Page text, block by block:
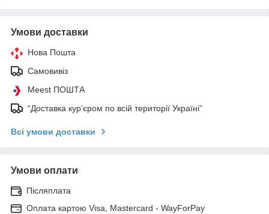
Умови доставки
Нова Пошта
Самовивіз
Meest ПОШТА
“Доставка кур’єром по всій території Україні”
Всі умови доставки
Умови оплати
Післяплата
Оплата картою Visa, Mastercard - WayForPay